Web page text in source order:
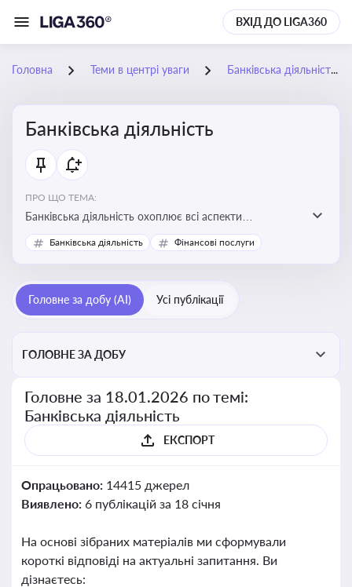
ВХІД ДО LIGA360
Головна Теми в центрі уваги Банківська діяльність
Банківська діяльність
ПРО ЩО ТЕМА:
Банківська діяльність охоплює всі аспекти
регулювання, нагляду та ліцензування банківських
установ
Банківська діяльність Фінансові послуги
Головне за добу (AI) Усі публікації
ГОЛОВНЕ ЗА ДОБУ
Головне за 18.01.2026 по темі:
Банківська діяльність
ЕКСПОРТ
Опрацьовано: 14415 джерел
Виявлено: 6 публікацій за 18 січня
На основі зібраних матеріалів ми сформували
короткі відповіді на актуальні запитання. Ви
дізнаєтесь: